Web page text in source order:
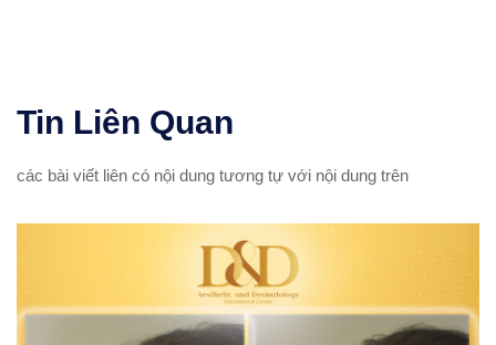
Tin Liên Quan
các bài viết liên có nội dung tương tự với nội dung trên